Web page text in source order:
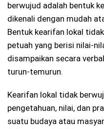
berwujud adalah bentuk
dikenali dengan mudah
Bentuk kearifan lokal
petuah yang berisi nilai-
disampaikan secara
turun-temurun.
Kearifan lokal tidak
pengetahuan, nilai, dan
suatu budaya atau